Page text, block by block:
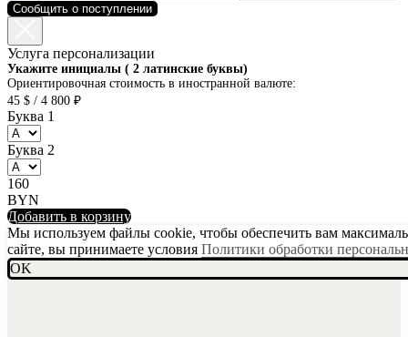
Сообщить о поступлении
Услуга персонализации
Укажите инициалы ( 2 латинские буквы)
Ориентировочная стоимость в иностранной валюте:
45 $ / 4 800 ₽
Буква 1
Буква 2
160
BYN
Добавить в корзину
Мы используем файлы cookie, чтобы обеспечить вам
сайте, вы принимаете условия Политики обработки
OK